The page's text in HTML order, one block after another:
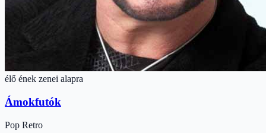
élő ének zenei alapra
Ámokfutók
Pop Retro